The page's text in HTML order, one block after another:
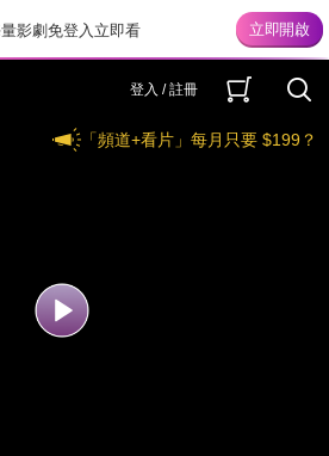
影劇免登入立即看
登入 / 註冊
「頻道+看片」每月只要 $199？